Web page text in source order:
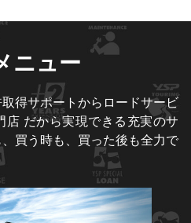
ニュー
得サポートからロードサービ
店 だから実現できる充実のサ
買う時も、買った後も全力で